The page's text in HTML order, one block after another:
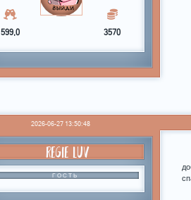
599,0 3570
2026-06-27 13:50:48
REGIE LUV
ГОСТЬ